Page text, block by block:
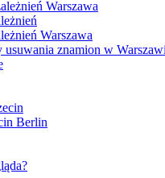
Warszawa
Warszawa
usuwania znamion w
Berlin